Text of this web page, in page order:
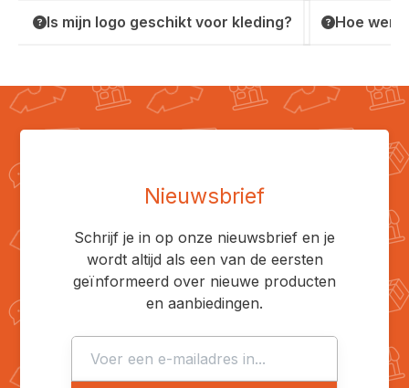
Is mijn logo geschikt voor kleding? Hoe
Nieuwsbrief
Schrijf je in op onze nieuwsbrief en je
wordt altijd als een van de eersten
geïnformeerd over nieuwe producten
en aanbiedingen.